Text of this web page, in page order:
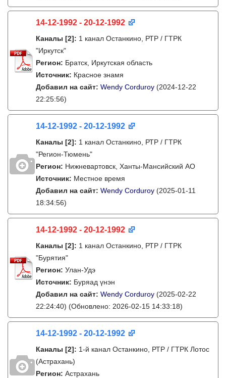
14-12-1992 - 20-12-1992
Каналы [2]: 1 канал Останкино, РТР / ГТРК
"Иркутск"
Регион: Братск, Иркутская область
Источник: Красное знамя
Добавил на сайт: Wendy Corduroy (2024-12-22
22:25:56)
14-12-1992 - 20-12-1992
Каналы [2]: 1 канал Останкино, РТР / ГТРК
"Регион-Тюмень"
Регион: Нижневартовск, Ханты-Мансийский АО
Источник: Местное время
Добавил на сайт: Wendy Corduroy (2025-01-11
18:34:56)
14-12-1992 - 20-12-1992
Каналы [2]: 1 канал Останкино, РТР / ГТРК
"Бурятия"
Регион: Улан-Удэ
Источник: Буряад үнэн
Добавил на сайт: Wendy Corduroy (2025-02-22
22:24:40) (Обновлено: 2026-02-15 14:33:18)
14-12-1992 - 20-12-1992
Каналы [2]: 1-й канал Останкино, РТР / ГТРК Лотос
(Астрахань)
Регион: Астрахань